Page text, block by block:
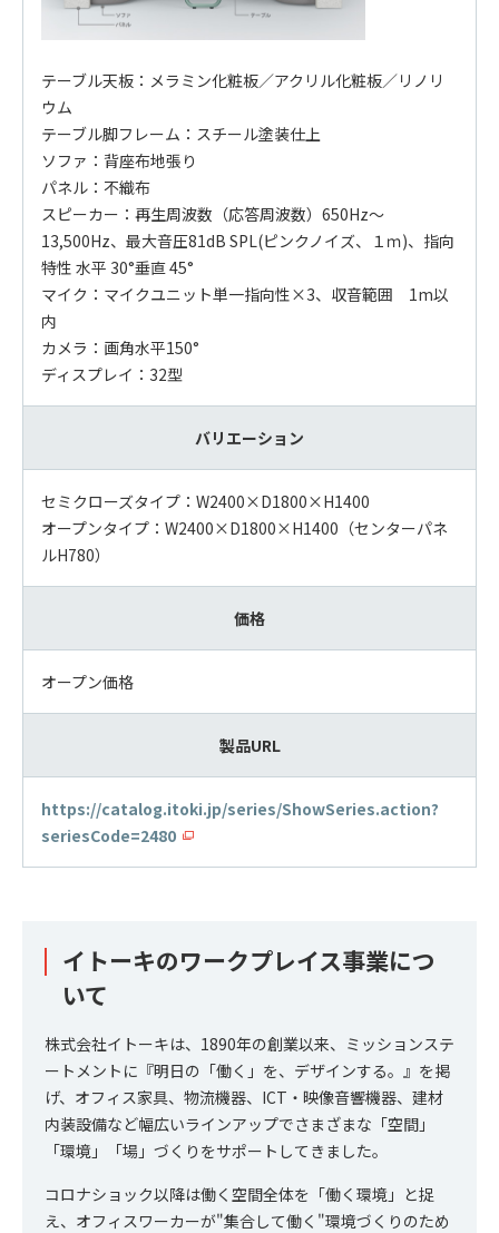
テーブル天板：メラミン化粧板／アクリル化粧板／リノリ
ウム
テーブル脚フレーム：スチール塗装仕上
ソファ：背座布地張り
パネル：不織布
スピーカー：再生周波数（応答周波数）650Hz～
13,500Hz、最大音圧81dB SPL(ピンクノイズ、１ｍ)、指向
特性 水平 30°垂直 45°
マイク：マイクユニット単一指向性×3、収音範囲 1m以
内
カメラ：画角水平150°
ディスプレイ：32型
バリエーション
セミクローズタイプ：W2400×D1800×H1400
オープンタイプ：W2400×D1800×H1400（センターパネ
ルH780）
価格
オープン価格
製品URL
https://catalog.itoki.jp/series/ShowSeries.action?
seriesCode=2480
イトーキのワークプレイス事業につ
いて
株式会社イトーキは、1890年の創業以来、ミッションステ
ートメントに『明日の「働く」を、デザインする。』を掲
げ、オフィス家具、物流機器、ICT・映像音響機器、建材
内装設備など幅広いラインアップでさまざまな「空間」
「環境」「場」づくりをサポートしてきました。
コロナショック以降は働く空間全体を「働く環境」と捉
え、オフィスワーカーが"集合して働く"環境づくりのため